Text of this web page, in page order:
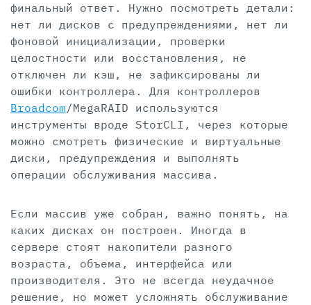
финальный ответ. Нужно посмотреть детали:
нет ли дисков с предупреждениями, нет ли
фоновой инициализации, проверки
целостности или восстановления, не
отключен ли кэш, не зафиксированы ли
ошибки контроллера. Для контроллеров
Broadcom/MegaRAID используются
инструменты вроде StorCLI, через которые
можно смотреть физические и виртуальные
диски, предупреждения и выполнять
операции обслуживания массива.
Если массив уже собран, важно понять, на
каких дисках он построен. Иногда в
сервере стоят накопители разного
возраста, объема, интерфейса или
производителя. Это не всегда неудачное
решение, но может усложнять обслуживание